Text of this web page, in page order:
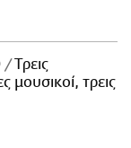
Tρεις
μουσικοί, τρεις